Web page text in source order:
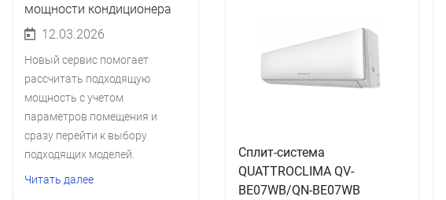
мощности кондиционера
12.03.2026
Новый сервис помогает
рассчитать подходящую
мощность с учетом
параметров помещения и
сразу перейти к выбору
подходящих моделей.
Читать далее
Сплит-система
QUATTROCLIMA QV-
BE07WB/QN-BE07WB